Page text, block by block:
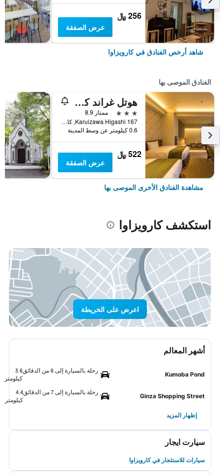
256 ﷼
عرض الصفقة
شاهد أرخص الفنادق في كارويزاوا
الفنادق الموصى بها
هوتل غراند كيوكارويزاوا
3 نجوم
ممتاز 8.9
Karuizawa Higashi 167, كارويزاوا, اليابان
0.6 كيلومتر عن وسط المدينة
522 ﷼
عرض الصفقة
مشاهدة الفنادق الأخرى الموصى بها
استكشف كارويزاوا
اعرض على الخريطة
أشهر المعالم
Kumoba Pond
رحلة بالسيارة إلى 6 من الدقائق
3.6
كيلومتر
Ginza Shopping Street
رحلة بالسيارة إلى 7 من الدقائق
4.4
كيلومتر
إظهار المزيد
سيارت ايجار
سيارات للاستئجار في كارويزاوا